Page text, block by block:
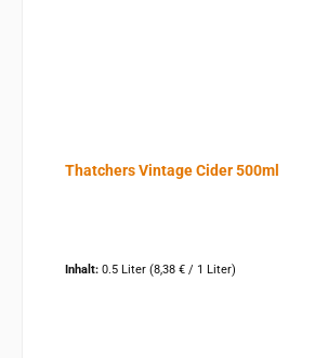
Thatchers Vintage Cider 500ml
Inhalt: 0.5 Liter (8,38 € / 1 Liter)